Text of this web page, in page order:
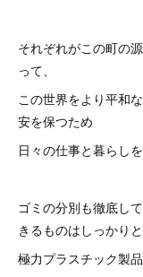
それぞれがこの町の
って、
この世界をより平和
安を保つため
日々の仕事と暮らし
ゴミの分別も徹底し
きるものはしっかり
極力プラスチック製